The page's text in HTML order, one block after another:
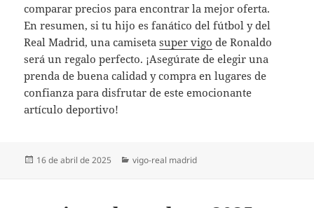
comparar precios para encontrar la mejor oferta.
En resumen, si tu hijo es fanático del fútbol y del
Real Madrid, una camisetasuper vigo de Ronaldo
será un regalo perfecto. ¡Asegúrate de elegir una
prenda de buena calidad y compra en lugares de
confianza para disfrutar de este emocionante
artículo deportivo!
Publicado
16 de abril de 2025 Categorías
vigo-real madrid